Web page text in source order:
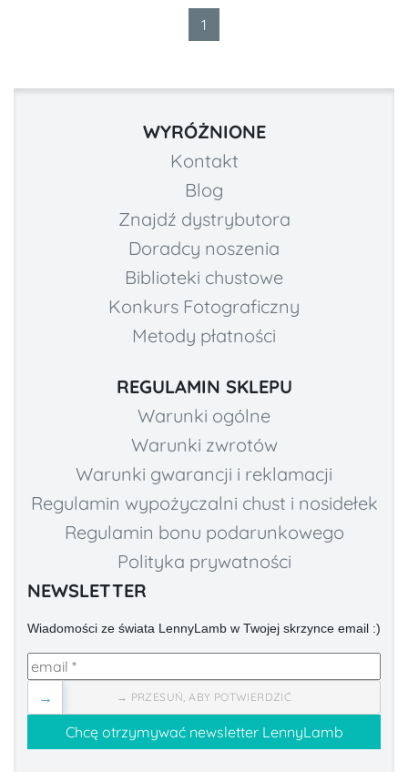
1
WYRÓŻNIONE
Kontakt
Blog
Znajdź dystrybutora
Doradcy noszenia
Biblioteki chustowe
Konkurs Fotograficzny
Metody płatności
REGULAMIN SKLEPU
Warunki ogólne
Warunki zwrotów
Warunki gwarancji i reklamacji
Regulamin wypożyczalni chust i nosidełek
Regulamin bonu podarunkowego
Polityka prywatności
NEWSLETTER
Wiadomości ze świata LennyLamb w Twojej skrzynce email :)
→ PRZESUŃ, ABY POTWIERDZIĆ
→